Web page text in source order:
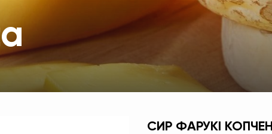
СИР ФАРУКІ